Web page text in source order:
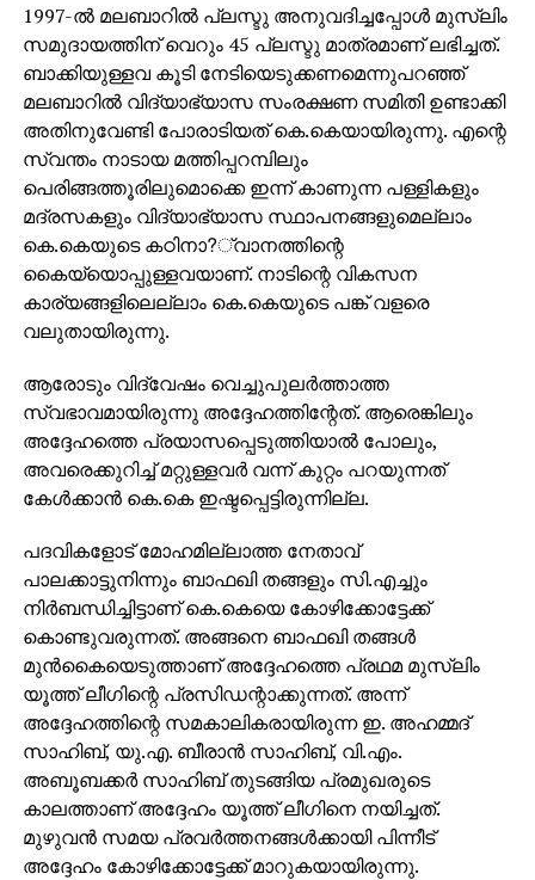
1997-ല്‍ മലബാറില്‍ പ്ലസ്ടു അനുവദിച്ചപ്പോള്‍ മുസ്ലിം
സമുദായത്തിന് വെറും 45 പ്ലസ്ടു മാത്രമാണ് ലഭിച്ചത്.
ബാക്കിയുള്ളവ കൂടി നേടിയെടുക്കണമെന്നുപറഞ്ഞ്
മലബാറില്‍ വിദ്യാഭ്യാസ സംരക്ഷണ സമിതി ഉണ്ടാക്കി
അതിനുവേണ്ടി പോരാടിയത് കെ.കെയായിരുന്നു. എന്റെ
സ്വന്തം നാടായ മത്തിപ്പറമ്പിലും
പെരിങ്ങത്തൂരിലുമൊക്കെ ഇന്ന് കാണുന്ന പള്ളികളും
മദ്രസകളും വിദ്യാഭ്യാസ സ്ഥാപനങ്ങളുമെല്ലാം
കെ.കെയുടെ കഠിനാ?്വാനത്തിന്റെ
കൈയ്യൊപ്പുള്ളവയാണ്. നാടിന്റെ വികസന
കാര്യങ്ങളിലെല്ലാം കെ.കെയുടെ പങ്ക് വളരെ
വലുതായിരുന്നു.
ആരോടും വിദ്വേഷം വെച്ചുപുലര്‍ത്താത്ത
സ്വഭാവമായിരുന്നു അദ്ദേഹത്തിന്റേത്. ആരെങ്കിലും
അദ്ദേഹത്തെ പ്രയാസപ്പെടുത്തിയാല്‍ പോലും,
അവരെക്കുറിച്ച് മറ്റുള്ളവര്‍ വന്ന് കുറ്റം പറയുന്നത്
കേള്‍ക്കാന്‍ കെ.കെ ഇഷ്ടപ്പെട്ടിരുന്നില്ല.
പദവികളോട് മോഹമില്ലാത്ത നേതാവ്
പാലക്കാട്ടുനിന്നും ബാഫഖി തങ്ങളും സി.എച്ചും
നിര്‍ബന്ധിച്ചിട്ടാണ് കെ.കെയെ കോഴിക്കോട്ടേക്ക്
കൊണ്ടുവരുന്നത്. അങ്ങനെ ബാഫഖി തങ്ങള്‍
മുന്‍കൈയെടുത്താണ് അദ്ദേഹത്തെ പ്രഥമ മുസ്ലിം
യൂത്ത് ലീഗിന്റെ പ്രസിഡന്റാക്കുന്നത്. അന്ന്
അദ്ദേഹത്തിന്റെ സമകാലികരായിരുന്ന ഇ. അഹമ്മദ്
സാഹിബ്, യു.എ. ബീരാന്‍ സാഹിബ്, വി.എം.
അബൂബക്കര്‍ സാഹിബ് തുടങ്ങിയ പ്രമുഖരുടെ
കാലത്താണ് അദ്ദേഹം യൂത്ത് ലീഗിനെ നയിച്ചത്.
മുഴുവന്‍ സമയ പ്രവര്‍ത്തനങ്ങള്‍ക്കായി പിന്നീട്
അദ്ദേഹം കോഴിക്കോട്ടേക്ക് മാറുകയായിരുന്നു.